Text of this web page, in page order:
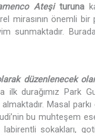
Ateşituruna
mirasının önemli bir
sunmaktadır.
düzenlenecek
ilk durağımız Park
Masal parkı
bu muhteşem
sokakları,